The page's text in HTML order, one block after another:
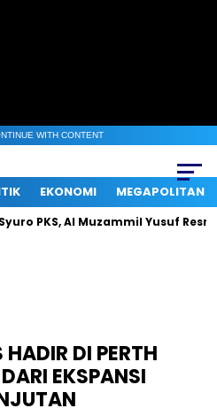
WITH CONTENT
EKONOMI MEGAPOLITAN
Al Muzammil Yusuf Resmi
HADIR DI PERTH
EKSPANSI